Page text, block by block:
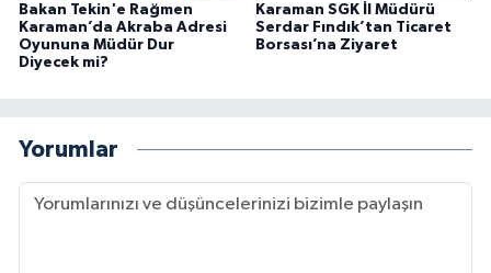
Bakan Tekin'e Rağmen
Karaman’da Akraba Adresi
Oyununa Müdür Dur
Diyecek mi?
Karaman SGK İl Müdürü
Serdar Fındık’tan Ticaret
Borsası’na Ziyaret
Yorumlar